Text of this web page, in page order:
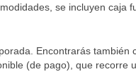
se incluyen caja
Encontrarás también
(de pago), que recorre